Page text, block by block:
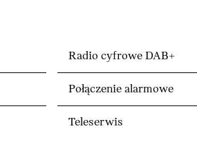
Radio cyfrowe DAB+
Połączenie alarmowe
Teleserwis